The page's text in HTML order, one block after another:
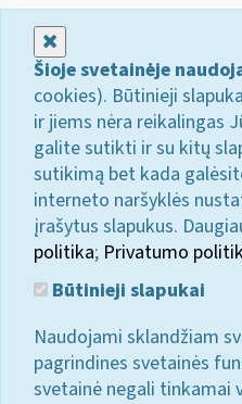
Šioje svetainėje
cookies). Būtinieji
ir jiems nėra reikalingas
galite sutikti ir su kitų
sutikimą bet kada
interneto naršyklės
įrašytus slapukus.
politika; Privatumo
Būtinieji slapukai
Naudojami sklandžiam
pagrindines svetainės
svetainė negali tinkamai